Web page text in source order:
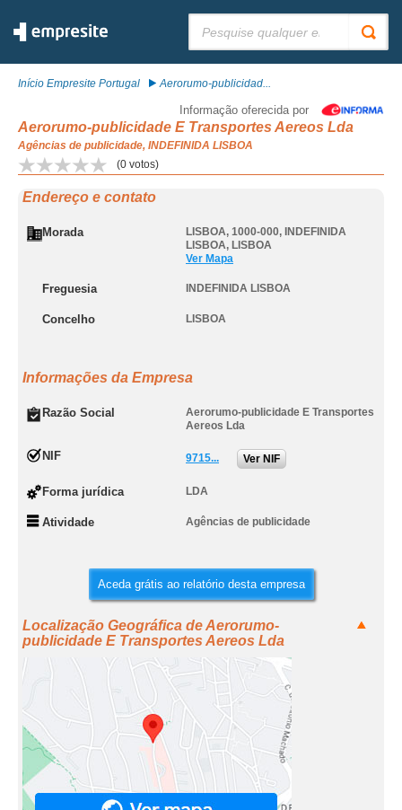
Início Empresite Portugal Aerorumo-publicidad...
Informação oferecida por
Aerorumo-publicidade E Transportes Aereos Lda
Agências de publicidade, INDEFINIDA LISBOA
(0 votos)
Endereço e contato
Morada LISBOA, 1000-000, INDEFINIDA
LISBOA, LISBOA
Ver Mapa
Freguesia INDEFINIDA LISBOA
Concelho LISBOA
Informações da Empresa
Razão Social
Aerorumo-publicidade E Transportes
Aereos Lda
NIF 9715... Ver NIF
Forma jurídica LDA
Atividade Agências de publicidade
Aceda grátis ao relatório desta empresa
Localização Geográfica de Aerorumo-
publicidade E Transportes Aereos Lda